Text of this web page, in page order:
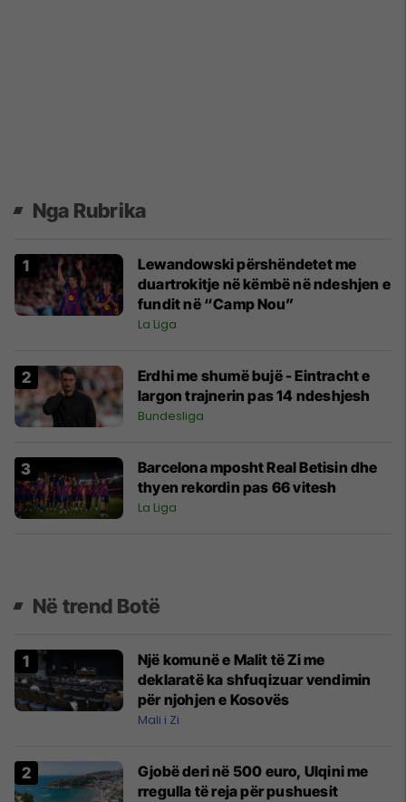
Nga Rubrika
Lewandowski përshëndetet me
duartrokitje në këmbë në ndeshjen e
fundit në “Camp Nou”
La Liga
Erdhi me shumë bujë - Eintracht e
largon trajnerin pas 14 ndeshjesh
Bundesliga
Barcelona mposht Real Betisin dhe
thyen rekordin pas 66 vitesh
La Liga
Në trend Botë
Një komunë e Malit të Zi me
deklaratë ka shfuqizuar vendimin
për njohjen e Kosovës
Mali i Zi
Gjobë deri në 500 euro, Ulqini me
rregulla të reja për pushuesit